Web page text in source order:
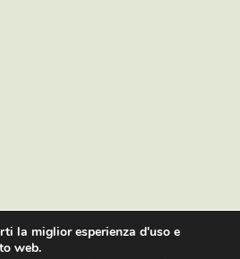
la miglior esperienza d'uso e
web.